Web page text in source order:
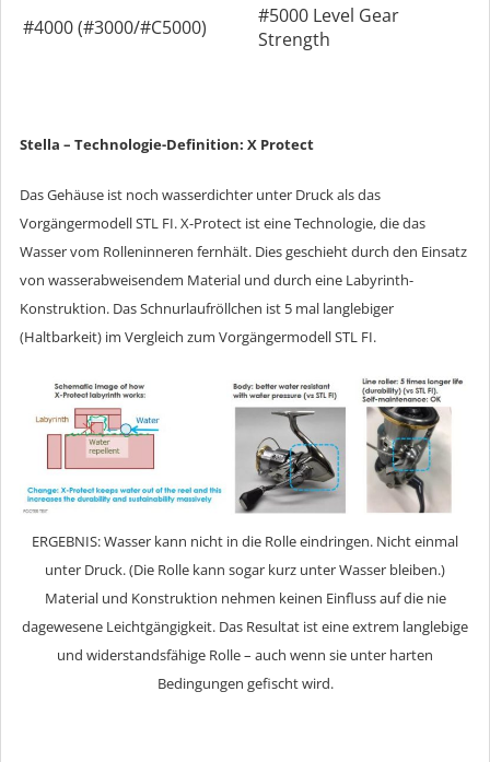
#4000 (#3000/#C5000)
#5000 Level Gear
Strength
Stella – Technologie-Definition: X Protect
Das Gehäuse ist noch wasserdichter unter Druck als das
Vorgängermodell STL FI. X-Protect ist eine Technologie, die das
Wasser vom Rolleninneren fernhält. Dies geschieht durch den Einsatz
von wasserabweisendem Material und durch eine Labyrinth-
Konstruktion. Das Schnurlaufröllchen ist 5 mal langlebiger
(Haltbarkeit) im Vergleich zum Vorgängermodell STL FI.
ERGEBNIS: Wasser kann nicht in die Rolle eindringen. Nicht einmal
unter Druck. (Die Rolle kann sogar kurz unter Wasser bleiben.)
Material und Konstruktion nehmen keinen Einfluss auf die nie
dagewesene Leichtgängigkeit. Das Resultat ist eine extrem langlebige
und widerstandsfähige Rolle – auch wenn sie unter harten
Bedingungen gefischt wird.